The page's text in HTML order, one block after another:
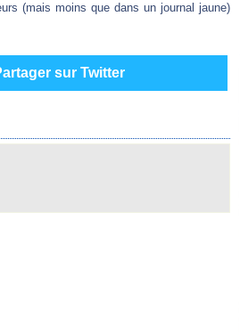
(mais moins que dans un journal jaune)
sur Twitter